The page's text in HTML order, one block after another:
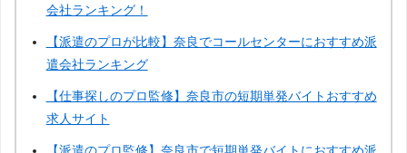
群馬
会社ランキング！
【派遣のプロが比較】奈良でコールセンターにおすすめ派
遣会社ランキング
【仕事探しのプロ監修】奈良市の短期単発バイトおすすめ
求人サイト